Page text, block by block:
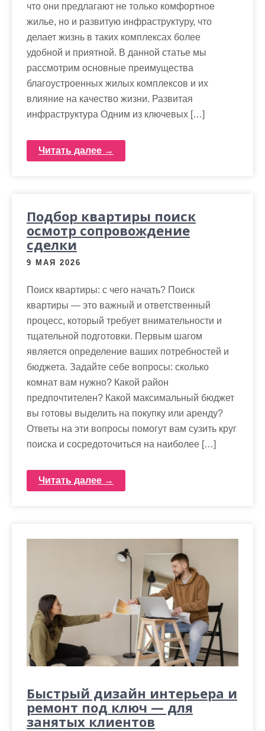
что они предлагают не только комфортное
жилье, но и развитую инфраструктуру, что
делает жизнь в таких комплексах более
удобной и приятной. В данной статье мы
рассмотрим основные преимущества
благоустроенных жилых комплексов и их
влияние на качество жизни. Развитая
инфраструктура Одним из ключевых […]
Читать далее →
Подбор квартиры поиск
осмотр сопровождение
сделки
9 МАЯ 2026
Поиск квартиры: с чего начать? Поиск
квартиры — это важный и ответственный
процесс, который требует внимательности и
тщательной подготовки. Первым шагом
является определение ваших потребностей и
бюджета. Задайте себе вопросы: сколько
комнат вам нужно? Какой район
предпочтителен? Какой максимальный бюджет
вы готовы выделить на покупку или аренду?
Ответы на эти вопросы помогут вам сузить круг
поиска и сосредоточиться на наиболее […]
Читать далее →
Быстрый дизайн интерьера и
ремонт под ключ — для
занятых клиентов